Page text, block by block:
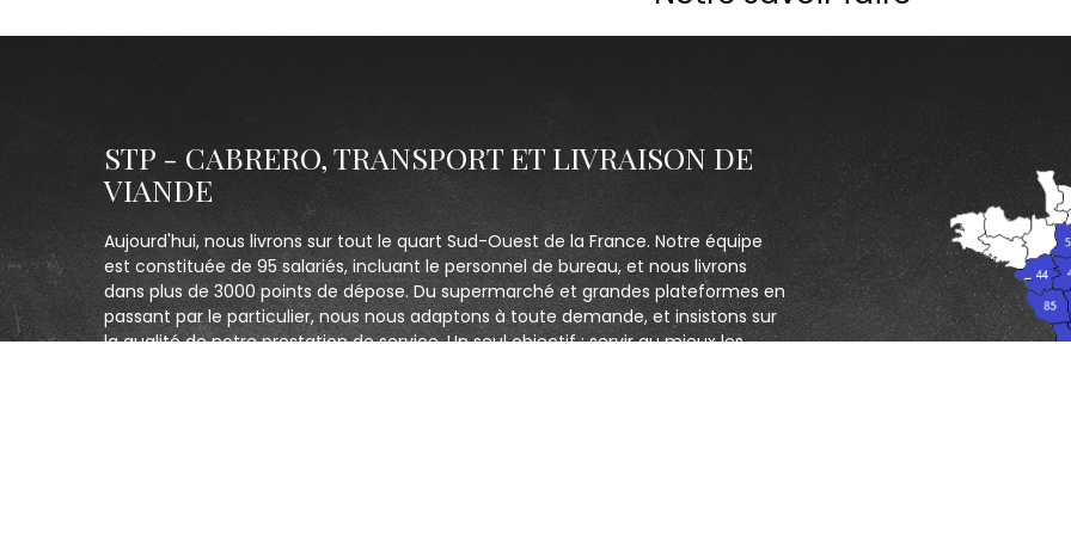
STP - CABRERO, TRANSPORT ET LIVRAISON DE
VIANDE
Aujourd'hui, nous livrons sur tout le quart Sud-Ouest de la France. Notre équipe
est constituée de 95 salariés, incluant le personnel de bureau, et nous livrons
dans plus de 3000 points de dépose. Du supermarché et grandes plateformes en
passant par le particulier, nous nous adaptons à toute demande, et insistons sur
la qualité de notre prestation de service. Un seul objectif : servir au mieux les